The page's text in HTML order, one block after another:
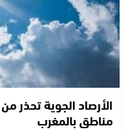
الأرصاد الجوية
مناطق بالمغرب